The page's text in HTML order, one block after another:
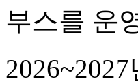
부스를 운